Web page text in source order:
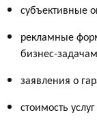
субъективные
рекламные
бизнес-
заявления о
стоимость